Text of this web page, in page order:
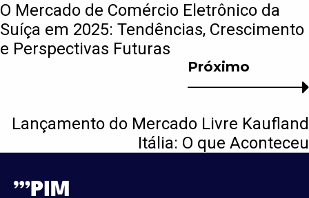
Próximo
Lançamento do Mercado Livre Kaufland
Itália: O que Aconteceu
O Mercado de Comércio Eletrônico da
Suíça em 2025: Tendências, Crescimento
e Perspectivas Futuras